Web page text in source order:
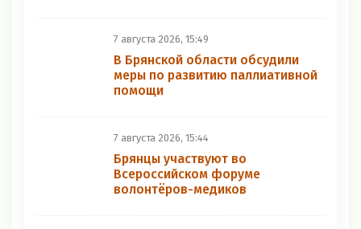
7 августа 2026, 15:49
В Брянской области обсудили
меры по развитию паллиативной
помощи
7 августа 2026, 15:44
Брянцы участвуют во
Всероссийском форуме
волонтёров-медиков